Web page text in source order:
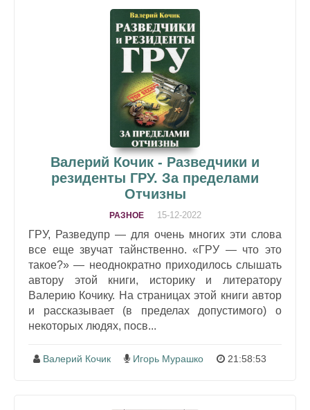
Валерий Кочик - Разведчики и
резиденты ГРУ. За пределами
Отчизны
РАЗНОЕ 15-12-2022
ГРУ, Разведупр — для очень многих эти слова
все еще звучат тайнственно. «ГРУ — что это
такое?» — неоднократно приходилось слышать
автору этой книги, историку и литератору
Валерию Кочику. На страницах этой книги автор
и рассказывает (в пределах допустимого) о
некоторых людях, посв...
Валерий Кочик Игорь Мурашко 21:58:53